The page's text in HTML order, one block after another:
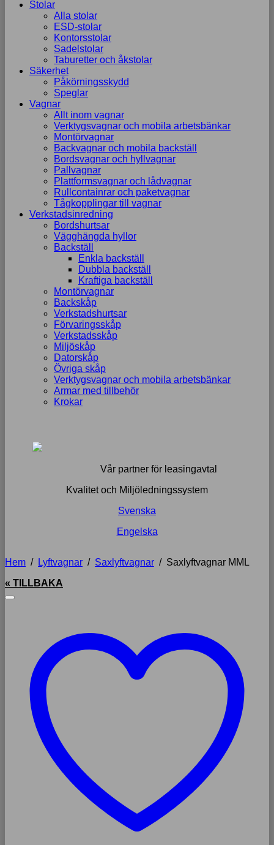
Stolar
Alla stolar
ESD-stolar
Kontorsstolar
Sadelstolar
Taburetter och åkstolar
Säkerhet
Påkörningsskydd
Speglar
Vagnar
Allt inom vagnar
Verktygsvagnar och mobila arbetsbänkar
Montörvagnar
Backvagnar och mobila backställ
Bordsvagnar och hyllvagnar
Pallvagnar
Plattformsvagnar och lådvagnar
Rullcontainrar och paketvagnar
Tågkopplingar till vagnar
Verkstadsinredning
Bordshurtsar
Vägghängda hyllor
Backställ
Enkla backställ
Dubbla backställ
Kraftiga backställ
Montörvagnar
Backskåp
Verkstadshurtsar
Förvaringsskåp
Verkstadsskåp
Miljöskåp
Datorskåp
Övriga skåp
Verktygsvagnar och mobila arbetsbänkar
Armar med tillbehör
Krokar
Vår partner för leasingavtal
Kvalitet och Miljöledningssystem
Svenska
Engelska
Hem / Lyftvagnar / Saxlyftvagnar / Saxlyftvagnar MML
« TILLBAKA